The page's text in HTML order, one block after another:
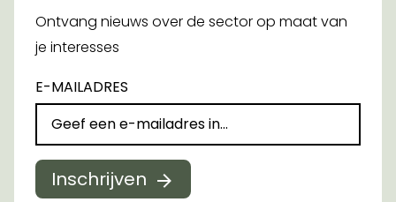
Ontvang nieuws over de sector op maat van
je interesses
E-MAILADRES
Inschrijven